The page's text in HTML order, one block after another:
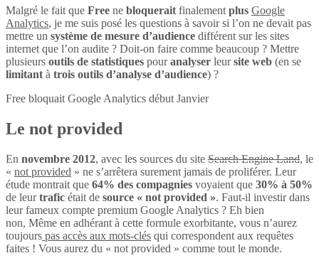
Malgré le fait que Free ne bloqueraitfinalementplus Google
Analytics, je me suis posé les questions à savoir si l’on ne devait pas
mettre un système de mesure d’audience différent sur les sites
internet que l’on audite ? Doit-on faire comme beaucoup ? Mettre
plusieurs outils de statistiques pouranalyser leursite web (en se
limitantà trois outils d’analyse d’audience) ?
Free bloquait Google Analytics début Janvier
Le not provided
En novembre 2012, avec les sources du site Search Engine Land, le
« not provided » ne s’arrêtera surement jamais de proliférer. Leur
étude montrait que 64% des compagnies voyaient que 30% à 50%
de leurtrafic était de source « not provided ». Faut-il investir dans
leur fameux compte premium Google Analytics ? Eh bien
non, Même en adhérant à cette formule exorbitante, vous n’aurez
toujours pas accès aux mots-clés qui correspondent aux requêtes
faites ! Vous aurez du « not provided » comme tout le monde.